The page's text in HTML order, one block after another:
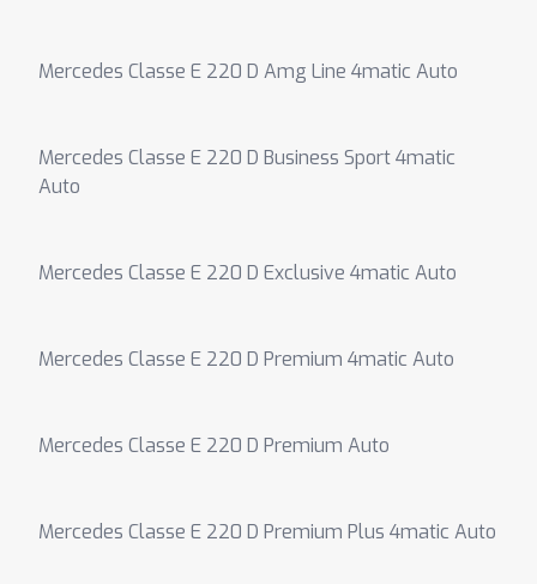
Mercedes Classe E 220 D Amg Line 4matic Auto
Mercedes Classe E 220 D Business Sport 4matic
Auto
Mercedes Classe E 220 D Exclusive 4matic Auto
Mercedes Classe E 220 D Premium 4matic Auto
Mercedes Classe E 220 D Premium Auto
Mercedes Classe E 220 D Premium Plus 4matic Auto